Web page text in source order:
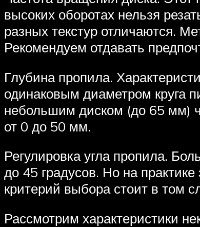
высоких оборотах нельзя
разных текстур отличаются.
Рекомендуем отдавать
Глубина пропила.
одинаковым диаметром круга
небольшим диском (до 65 мм)
от 0 до 50 мм.
Регулировка угла пропила.
до 45 градусов. Но на
критерий выбора стоит в том
Рассмотрим характеристики